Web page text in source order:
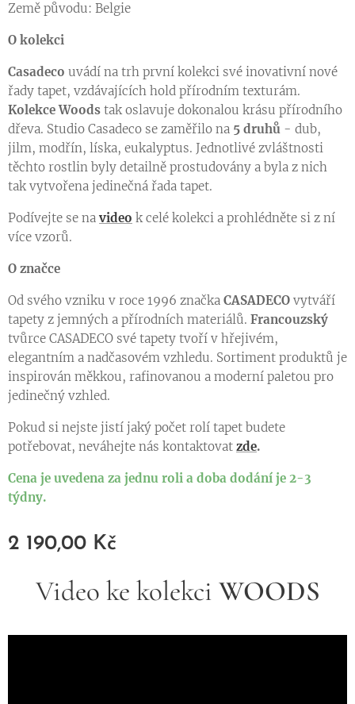
Země původu: Belgie
O kolekci
Casadeco uvádí na trh první kolekci své inovativní nové
řady tapet, vzdávajících hold přírodním texturám.
Kolekce Woods tak oslavuje dokonalou krásu přírodního
dřeva. Studio Casadeco se zaměřilo na 5 druhů - dub,
jilm, modřín, líska, eukalyptus. Jednotlivé zvláštnosti
těchto rostlin byly detailně prostudovány a byla z nich
tak vytvořena jedinečná řada tapet.
Podívejte se na video k celé kolekci a prohlédněte si z ní
více vzorů.
O značce
Od svého vzniku v roce 1996 značka CASADECO vytváří
tapety z jemných a přírodních materiálů. Francouzský
tvůrce CASADECO své tapety tvoří v hřejivém,
elegantním a nadčasovém vzhledu. Sortiment produktů je
inspirován měkkou, rafinovanou a moderní paletou pro
jedinečný vzhled.
Pokud si nejste jistí jaký počet rolí tapet budete
potřebovat, neváhejte nás kontaktovat zde.
Cena je uvedena za jednu roli a doba dodání je 2-3
týdny.
2 190,00 Kč
Video ke kolekci WOODS